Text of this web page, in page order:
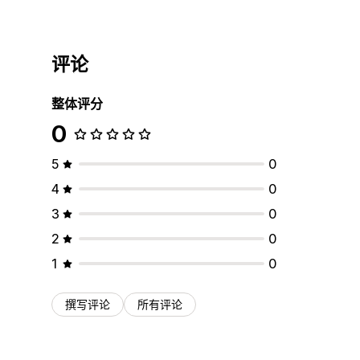
评论
整体评分
0
5
0
4
0
3
0
2
0
1
0
撰写评论 所有评论